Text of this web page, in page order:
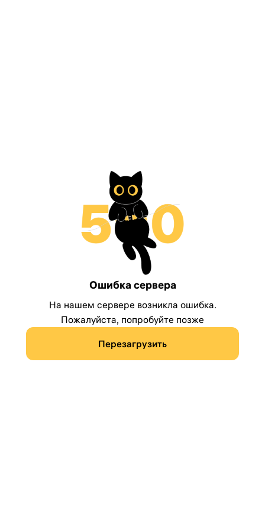
Ошибка сервера
На нашем сервере возникла ошибка.
Пожалуйста, попробуйте позже
Перезагрузить